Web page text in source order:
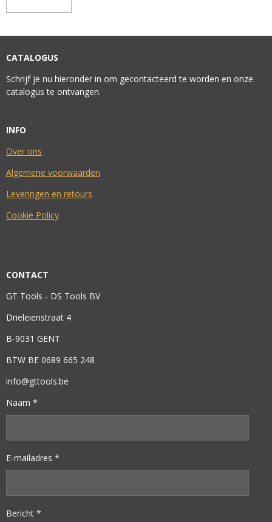
CATALOGUS
Schrijf je nu hieronder in om gecontacteerd te worden en onze
catalogus te ontvangen.
INFO
Over ons
Algemene voorwaarden
Leveringen en retours
Cookie Policy
CONTACT
GT Tools - DS Tools BV
Drieleienstraat 4
B-9031 GENT
BTW BE 0689 665 248
info@gttools.be
Naam *
E-mailadres *
Bericht *